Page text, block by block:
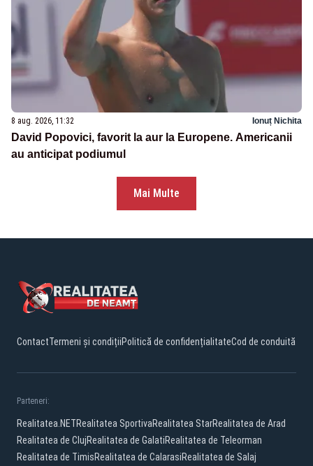
8 aug. 2026, 11:32 Ionuț Nichita
David Popovici, favorit la aur la Europene. Americanii
au anticipat podiumul
Mai Multe
ContactTermeni și condițiiPolitică de confidențialitateCod de conduită
Parteneri:
Realitatea.NETRealitatea SportivaRealitatea StarRealitatea de Arad
Realitatea de ClujRealitatea de GalatiRealitatea de Teleorman
Realitatea de TimisRealitatea de CalarasiRealitatea de Salaj